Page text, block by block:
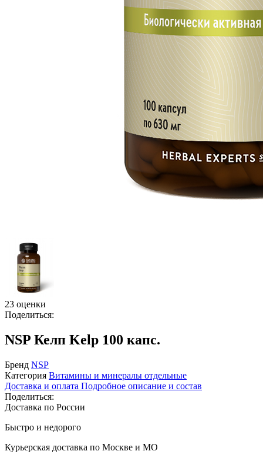
23 оценки
Поделиться:
NSP Келп Kelp 100 капс.
Бренд NSP
Категория Витамины и минералы отдельные
Доставка и оплата Подробное описание и состав
Поделиться:
Доставка по России
Быстро и недорого
Курьерская доставка по Москве и МО